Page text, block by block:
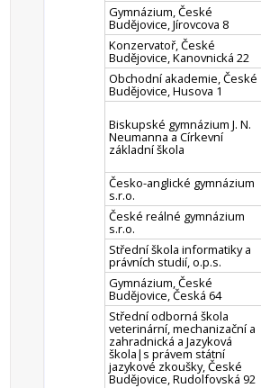
Gymnázium, České
Budějovice, Jírovcova 8
Konzervatoř, České
Budějovice, Kanovnická 22
Obchodní akademie, České
Budějovice, Husova 1
Biskupské gymnázium J. N.
Neumanna a Církevní
základní škola
Česko-anglické gymnázium
s.r.o.
České reálné gymnázium
s.r.o.
Střední škola informatiky a
právních studií, o.p.s.
Gymnázium, České
Budějovice, Česká 64
Střední odborná škola
veterinární, mechanizační a
zahradnická a Jazyková
škola|s právem státní
jazykové zkoušky, České
Budějovice, Rudolfovská 92